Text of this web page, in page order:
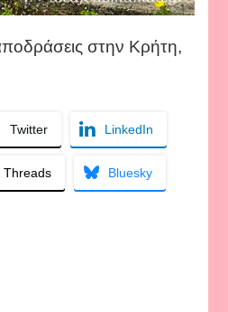
στην Κρήτη,
Twitter LinkedIn
Threads Bluesky